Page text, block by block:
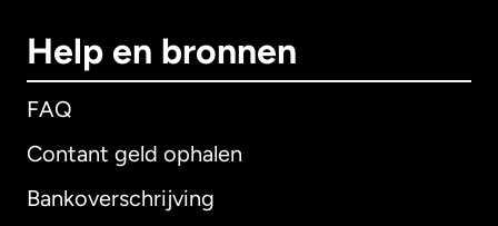
Help en bronnen
FAQ
Contant geld ophalen
Bankoverschrijving